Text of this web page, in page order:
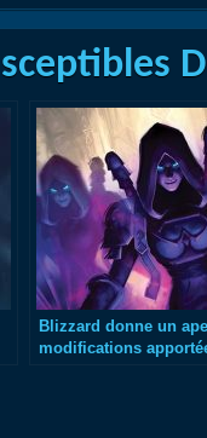
Blizzard donne un
modifications